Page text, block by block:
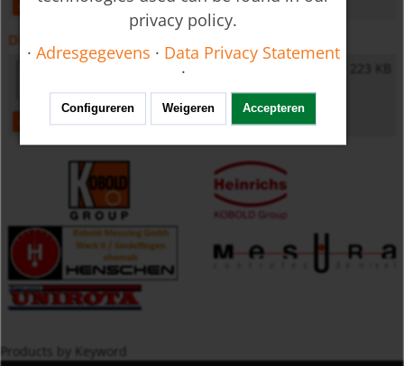
open download
Diversen
General Safety Instructions 223 KB
download
Products by Keyword
privacy policy.
· Adresgegevens · Data Privacy Statement
·
Configureren Weigeren Accepteren